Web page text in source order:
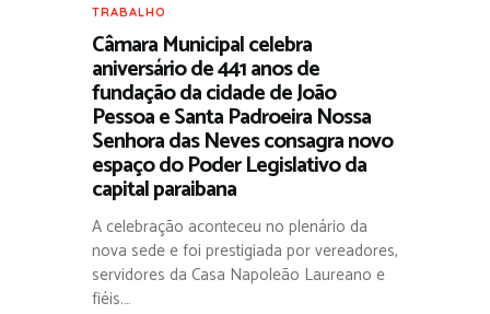
TRABALHO
Câmara Municipal celebra
aniversário de 441 anos de
fundação da cidade de João
Pessoa e Santa Padroeira Nossa
Senhora das Neves consagra novo
espaço do Poder Legislativo da
capital paraibana
A celebração aconteceu no plenário da
nova sede e foi prestigiada por vereadores,
servidores da Casa Napoleão Laureano e
fiéis.…